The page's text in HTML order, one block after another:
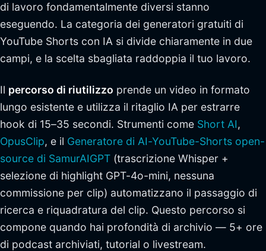
di lavoro fondamentalmente diversi stanno
eseguendo. La categoria dei generatori gratuiti di
YouTube Shorts con IA si divide chiaramente in due
campi, e la scelta sbagliata raddoppia il tuo lavoro.
Il percorso di riutilizzo prende un video in formato
lungo esistente e utilizza il ritaglio IA per estrarre
hook di 15–35 secondi. Strumenti come Short AI,
OpusClip, e il Generatore di AI-YouTube-Shorts open-
source di SamurAIGPT (trascrizione Whisper +
selezione di highlight GPT-4o-mini, nessuna
commissione per clip) automatizzano il passaggio di
ricerca e riquadratura del clip. Questo percorso si
compone quando hai profondità di archivio — 5+ ore
di podcast archiviati, tutorial o livestream.